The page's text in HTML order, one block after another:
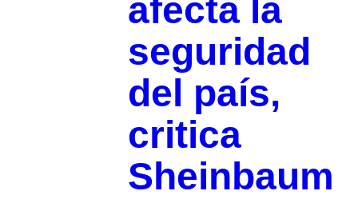
afecta la
seguridad
del país,
critica
Sheinbaum